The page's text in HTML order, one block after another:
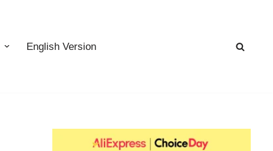
English Version